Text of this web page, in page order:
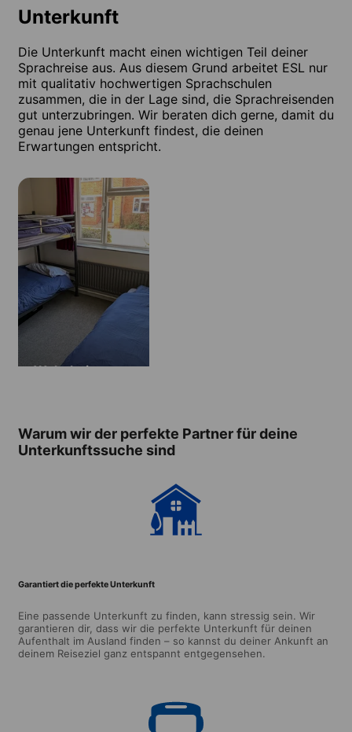
Unterkunft
Die Unterkunft macht einen wichtigen Teil deiner
Sprachreise aus. Aus diesem Grund arbeitet ESL nur
mit qualitativ hochwertigen Sprachschulen
zusammen, die in der Lage sind, die Sprachreisenden
gut unterzubringen. Wir beraten dich gerne, damit du
genau jene Unterkunft findest, die deinen
Erwartungen entspricht.
Wohnheim
Warum wir der perfekte Partner für deine
Unterkunftssuche sind
Garantiert die perfekte Unterkunft
Eine passende Unterkunft zu finden, kann stressig sein. Wir
garantieren dir, dass wir die perfekte Unterkunft für deinen
Aufenthalt im Ausland finden – so kannst du deiner Ankunft an
deinem Reiseziel ganz entspannt entgegensehen.